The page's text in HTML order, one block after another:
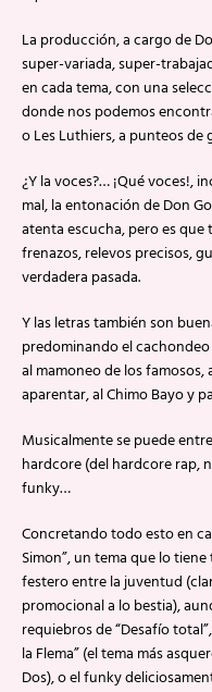
La producción, a cargo de
super-variada, super-
en cada tema, con una
donde nos podemos
o Les Luthiers, a punteos de
¿Y la voces?… ¡Qué voces!,
mal, la entonación de Don
atenta escucha, pero es
frenazos, relevos precisos,
verdadera pasada.
Y las letras también son
predominando el
al mamoneo de los
aparentar, al Chimo Bayo y
Musicalmente se puede
hardcore (del hardcore rap,
funky…
Concretando todo esto en
Simon”, un tema que lo
festero entre la juventud
promocional a lo bestia),
requiebros de “Desafío
la Flema” (el tema más
Dos), o el funky